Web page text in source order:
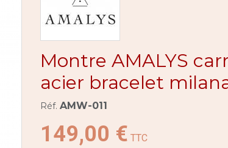
Montre AMALYS
acier bracelet
Réf. AMW-011
149,00 € TTC